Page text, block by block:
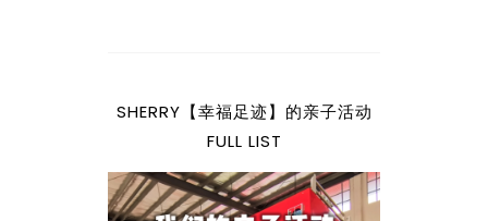
SHERRY【幸福足迹】的亲子活动
FULL LIST